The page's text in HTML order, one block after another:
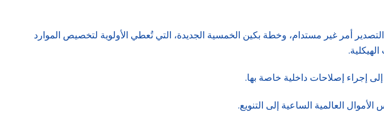
أمر غير مستدام، وخطة بكين الخمسية الجديدة، التي تُعطي الأولوية لتخصيص الموارد
إجراء إصلاحات داخلية خاصة بها.
العالمية الساعية إلى التنويع.